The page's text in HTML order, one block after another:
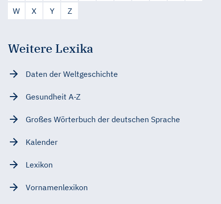
W
X Y Z
Weitere Lexika
Daten der Weltgeschichte
Gesundheit A-Z
Großes Wörterbuch der deutschen Sprache
Kalender
Lexikon
Vornamenlexikon